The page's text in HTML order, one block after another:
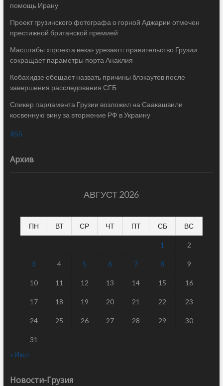
помощь Ирану
Проект грузинского фотографа о горной Аджарии отмечен
престижной британской премией
Масштабы «проекта века» урезают: правительство Грузии
сокращает параметры порта Анаклия
Кобахидзе обещает назвать причины блэкаутов после
завершения расследования СГБ
Спикер парламента Грузии возложил на Саакашвили
косвенную вину за вторжение РФ в Украину
RSS
Архив
АВГУСТ 2026
ПН ВТ СР ЧТ ПТ СБ ВС
1 2
3 4 5 6 7 8 9
10 11 12 13 14 15 16
17 18 19 20 21 22 23
24 25 26 27 28 29 30
31
« Июл
Новости-Грузия